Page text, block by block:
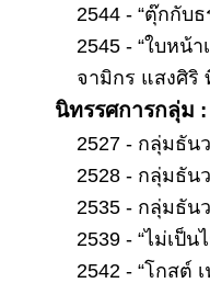
2544 - “ตุ๊กกับ
2545 - “ใบหน้
จามิกร แสงศิริ
นิทรรศการกลุ่ม :
2527 - กลุ่มธัน
2528 - กลุ่มธัน
2535 - กลุ่มธัน
2539 - “ไม่เป็
2542 - “โกสต์